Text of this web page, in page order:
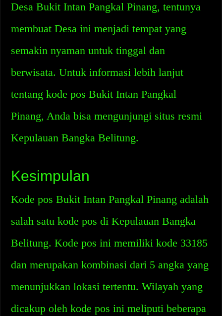
Desa Bukit Intan Pangkal Pinang, tentunya
membuat Desa ini menjadi tempat yang
semakin nyaman untuk tinggal dan
berwisata. Untuk informasi lebih lanjut
tentang kode pos Bukit Intan Pangkal
Pinang, Anda bisa mengunjungi situs resmi
Kepulauan Bangka Belitung.
Kesimpulan
Kode pos Bukit Intan Pangkal Pinang adalah
salah satu kode pos di Kepulauan Bangka
Belitung. Kode pos ini memiliki kode 33185
dan merupakan kombinasi dari 5 angka yang
menunjukkan lokasi tertentu. Wilayah yang
dicakup oleh kode pos ini meliputi beberapa